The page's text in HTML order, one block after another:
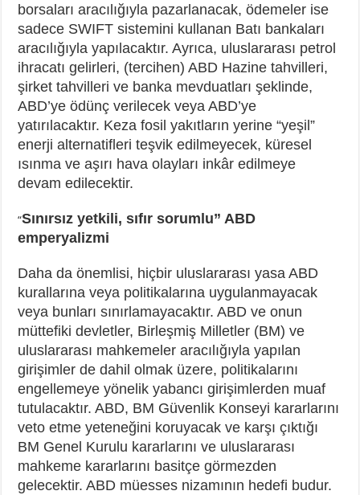
borsaları aracılığıyla pazarlanacak, ödemeler ise
sadece SWIFT sistemini kullanan Batı bankaları
aracılığıyla yapılacaktır. Ayrıca, uluslararası petrol
ihracatı gelirleri, (tercihen) ABD Hazine tahvilleri,
şirket tahvilleri ve banka mevduatları şeklinde,
ABD’ye ödünç verilecek veya ABD’ye
yatırılacaktır. Keza fosil yakıtların yerine “yeşil”
enerji alternatifleri teşvik edilmeyecek, küresel
ısınma ve aşırı hava olayları inkâr edilmeye
devam edilecektir.
“Sınırsız yetkili, sıfır sorumlu” ABD
emperyalizmi
Daha da önemlisi, hiçbir uluslararası yasa ABD
kurallarına veya politikalarına uygulanmayacak
veya bunları sınırlamayacaktır. ABD ve onun
müttefiki devletler, Birleşmiş Milletler (BM) ve
uluslararası mahkemeler aracılığıyla yapılan
girişimler de dahil olmak üzere, politikalarını
engellemeye yönelik yabancı girişimlerden muaf
tutulacaktır. ABD, BM Güvenlik Konseyi kararlarını
veto etme yeteneğini koruyacak ve karşı çıktığı
BM Genel Kurulu kararlarını ve uluslararası
mahkeme kararlarını basitçe görmezden
gelecektir. ABD müesses nizamının hedefi budur.